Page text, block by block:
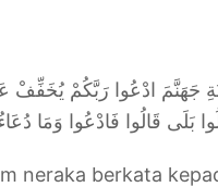
جَهَنَّمَ ادْعُوا رَبَّكُمْ يُخَفِّفْ
بَلَى قَالُوا فَادْعُوا وَمَا
neraka berkata